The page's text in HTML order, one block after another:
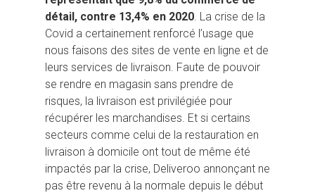
détail, contre 13,4% en 2020. La crise de la
Covid a certainement renforcé l’usage que
nous faisons des sites de vente en ligne et de
leurs services de livraison. Faute de pouvoir
se rendre en magasin sans prendre de
risques, la livraison est privilégiée pour
récupérer les marchandises. Et si certains
secteurs comme celui de la restauration en
livraison à domicile ont tout de même été
impactés par la crise, Deliveroo annonçant ne
pas être revenu à la normale depuis le début